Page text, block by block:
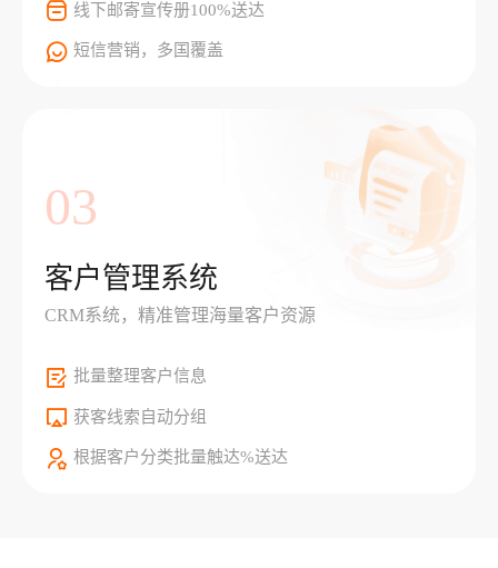
线下邮寄宣传册100%送达
短信营销，多国覆盖
03
客户管理系统
CRM系统，精准管理海量客户资源
批量整理客户信息
获客线索自动分组
根据客户分类批量触达%送达